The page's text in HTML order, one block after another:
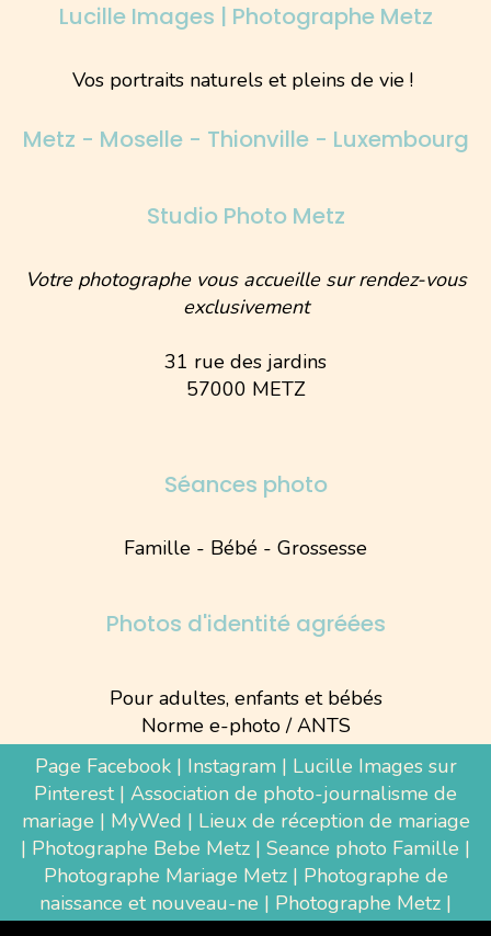
Lucille Images | Photographe Metz
Vos portraits naturels et pleins de vie !
Metz - Moselle - Thionville - Luxembourg
Studio Photo Metz
Votre photographe vous accueille sur rendez-vous
exclusivement
31 rue des jardins
57000 METZ
Séances photo
Famille - Bébé - Grossesse
Photos d'identité agréées
Pour adultes, enfants et bébés
Norme e-photo / ANTS
Page Facebook| Instagram| Lucille Images sur
Pinterest| Association de photo-journalisme de
mariage | MyWed | Lieux de réception de mariage
| Photographe Bebe Metz | Seance photo Famille |
Photographe Mariage Metz| Photographe de
naissance et nouveau-ne | Photographe Metz |